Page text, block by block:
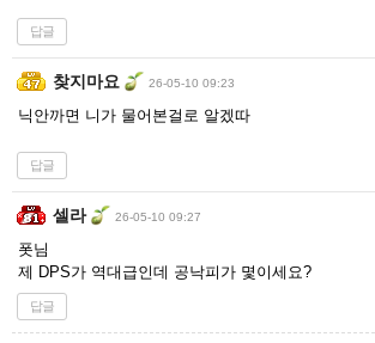
답글
찾지마요 26-05-10 09:23
닉안까면 니가 물어본걸로 알겠따
답글
셀라 26-05-10 09:27
폿님
제 DPS가 역대급인데 공낙피가 몇이세요?
답글